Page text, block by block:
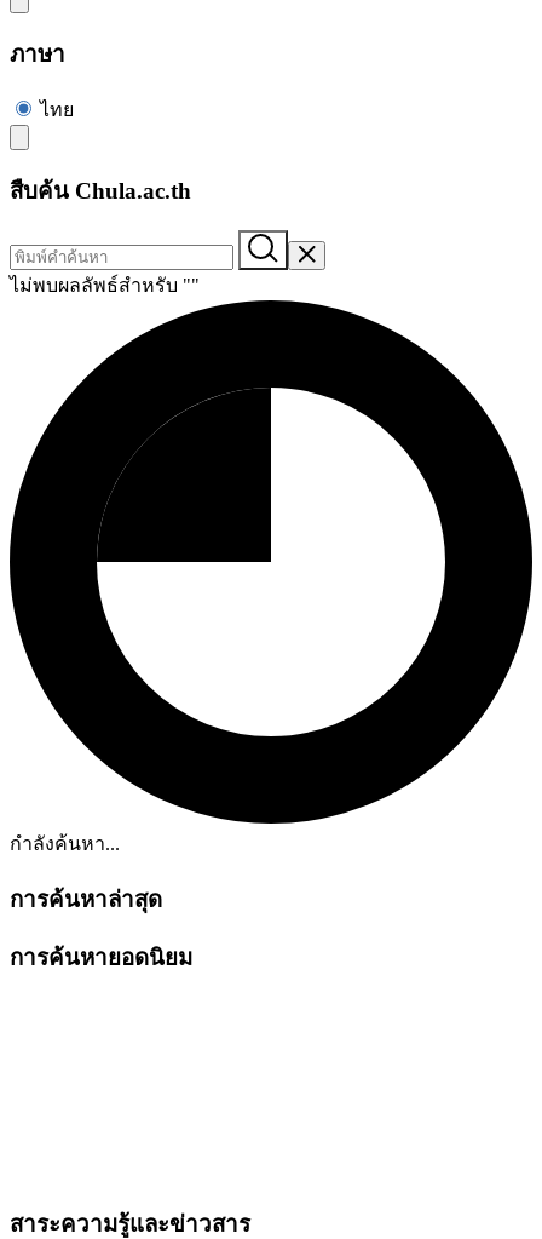
ภาษา
ไทย
สืบค้น Chula.ac.th
ไม่พบผลลัพธ์สำหรับ ""
กำลังค้นหา...
การค้นหาล่าสุด
การค้นหายอดนิยม
สาระความรู้และข่าวสาร